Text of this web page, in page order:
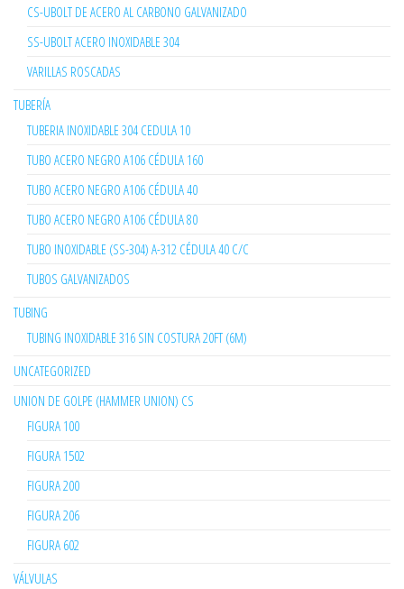
CS-UBOLT DE ACERO AL CARBONO GALVANIZADO
SS-UBOLT ACERO INOXIDABLE 304
VARILLAS ROSCADAS
TUBERÍA
TUBERIA INOXIDABLE 304 CEDULA 10
TUBO ACERO NEGRO A106 CÉDULA 160
TUBO ACERO NEGRO A106 CÉDULA 40
TUBO ACERO NEGRO A106 CÉDULA 80
TUBO INOXIDABLE (SS-304) A-312 CÉDULA 40 C/C
TUBOS GALVANIZADOS
TUBING
TUBING INOXIDABLE 316 SIN COSTURA 20FT (6M)
UNCATEGORIZED
UNION DE GOLPE (HAMMER UNION) CS
FIGURA 100
FIGURA 1502
FIGURA 200
FIGURA 206
FIGURA 602
VÁLVULAS